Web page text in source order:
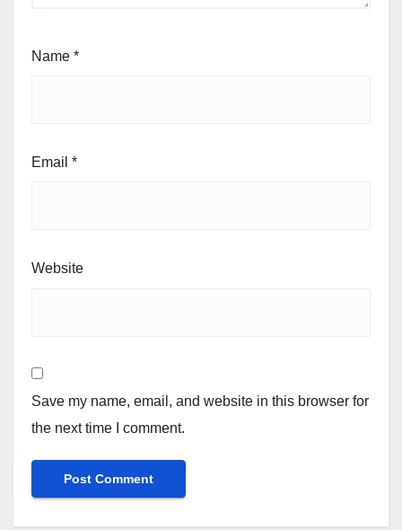
Name *
Email *
Website
Save my name, email, and website in this browser for
the next time I comment.